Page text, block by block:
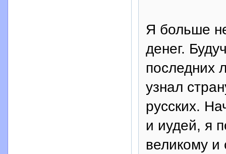
Я больше
денег.
последних
узнал
русских.
и иудей, я
великому и